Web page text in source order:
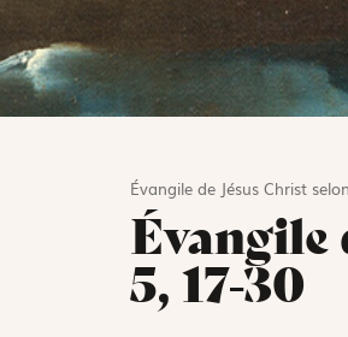
Évangile de Jésus Christ
Évangile
5, 17-30